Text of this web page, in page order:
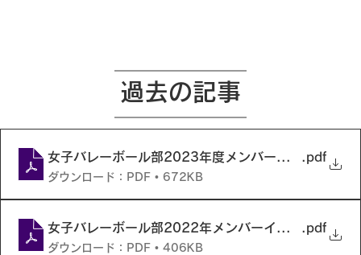
過去の記事
女子バレーボール部2023年度メンバーインタビュー
.pdf
ダウンロード：PDF • 672KB
女子バレーボール部2022年メンバーインタビュー
.pdf
ダウンロード：PDF • 406KB